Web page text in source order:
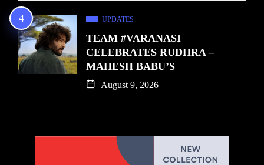
UPDATES
TEAM #VARANASI
CELEBRATES RUDHRA –
MAHESH BABU’S
August 9, 2026